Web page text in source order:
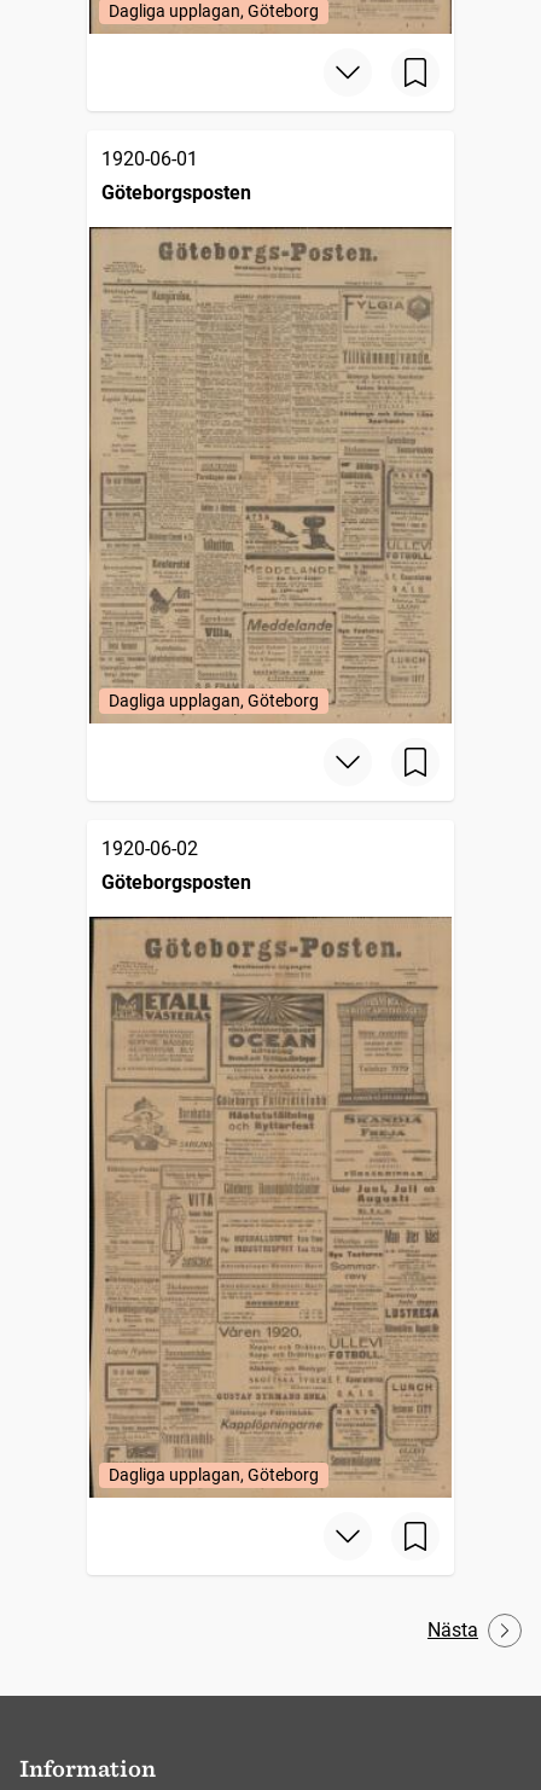
Dagliga upplagan, Göteborg
1920-06-01
Göteborgsposten
Dagliga upplagan, Göteborg
1920-06-02
Göteborgsposten
Dagliga upplagan, Göteborg
Nästa
Information